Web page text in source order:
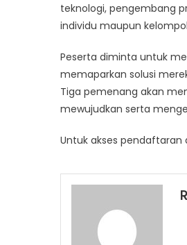
teknologi, pengembang
individu maupun
Peserta diminta untuk
memaparkan solusi
Tiga pemenang akan
mewujudkan serta
Untuk akses